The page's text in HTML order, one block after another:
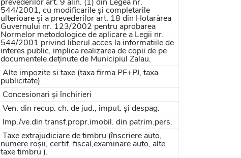
544/2001, cu modificarile și completarile
ulterioare și a prevederilor art. 18 din Hotarârea
Guvernului nr. 123/2002 pentru aprobarea
Normelor metodologice de aplicare a Legii nr.
544/2001 privind liberul acces la informatiile de
interes public, implica realizarea de copii de pe
documentele deținute de Municipiul Zalau.
Alte impozite si taxe (taxa firma PF+PJ, taxa
publicitate).
Concesionari și închirieri
Ven. din recup. ch. de jud., imput. și despag.
Imp./ve.din transf.propr.imobil. din patrim.pers.
Taxe extrajudiciare de timbru (înscriere auto,
numere roșii, certif. fiscal,examinare auto, alte
taxe timbru ).